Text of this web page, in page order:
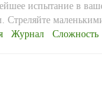
испытание в
Стреляйте
Журнал Сложность